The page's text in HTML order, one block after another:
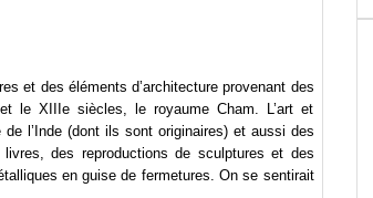
et des éléments d’architecture provenant des
le XIIIe siècles, le royaume Cham. L’art et
l’Inde (dont ils sont originaires) et aussi des
des reproductions de sculptures et des
en guise de fermetures. On se sentirait